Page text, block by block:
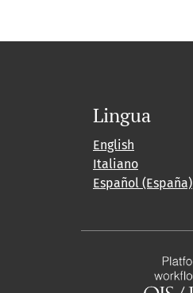
Lingua
English
Italiano
Español (España)